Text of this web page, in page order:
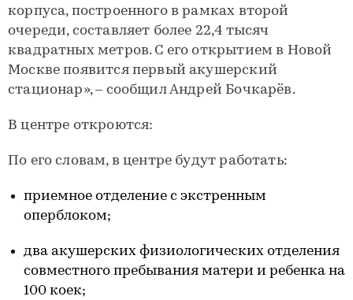
корпуса, построенного в рамках второй
очереди, составляет более 22,4 тысяч
квадратных метров. С его открытием в Новой
Москве появится первый акушерский
стационар», – сообщил Андрей Бочкарёв.
В центре откроются:
По его словам, в центре будут работать:
приемное отделение с экстренным
оперблоком;
два акушерских физиологических отделения
совместного пребывания матери и ребенка на
100 коек;